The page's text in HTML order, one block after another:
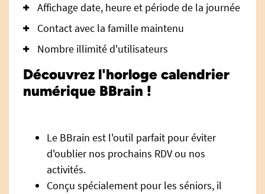
Affichage date, heure et période de la journée
Contact avec la famille maintenu
Nombre illimité d'utilisateurs
Découvrez l'horloge calendrier
numérique BBrain !
Le BBrain est l'outil parfait pour éviter
d'oublier nos prochains RDV ou nos
activités.
Conçu spécialement pour les séniors, il